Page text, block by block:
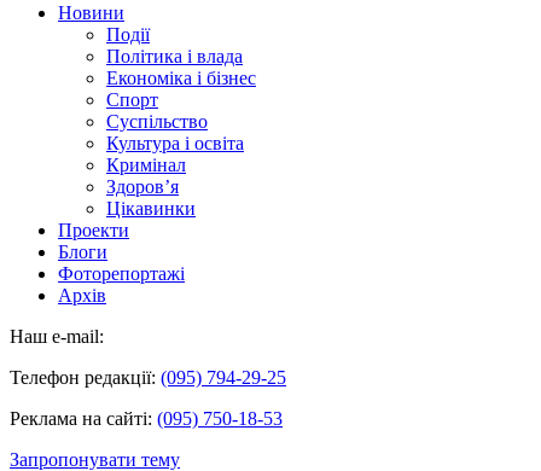
Новини
Події
Політика і влада
Економіка і бізнес
Спорт
Суспільство
Культура і освіта
Кримінал
Здоров’я
Цікавинки
Проекти
Блоги
Фоторепортажі
Архів
Наш e-mail:
Телефон редакції: (095) 794-29-25
Реклама на сайті: (095) 750-18-53
Запропонувати тему